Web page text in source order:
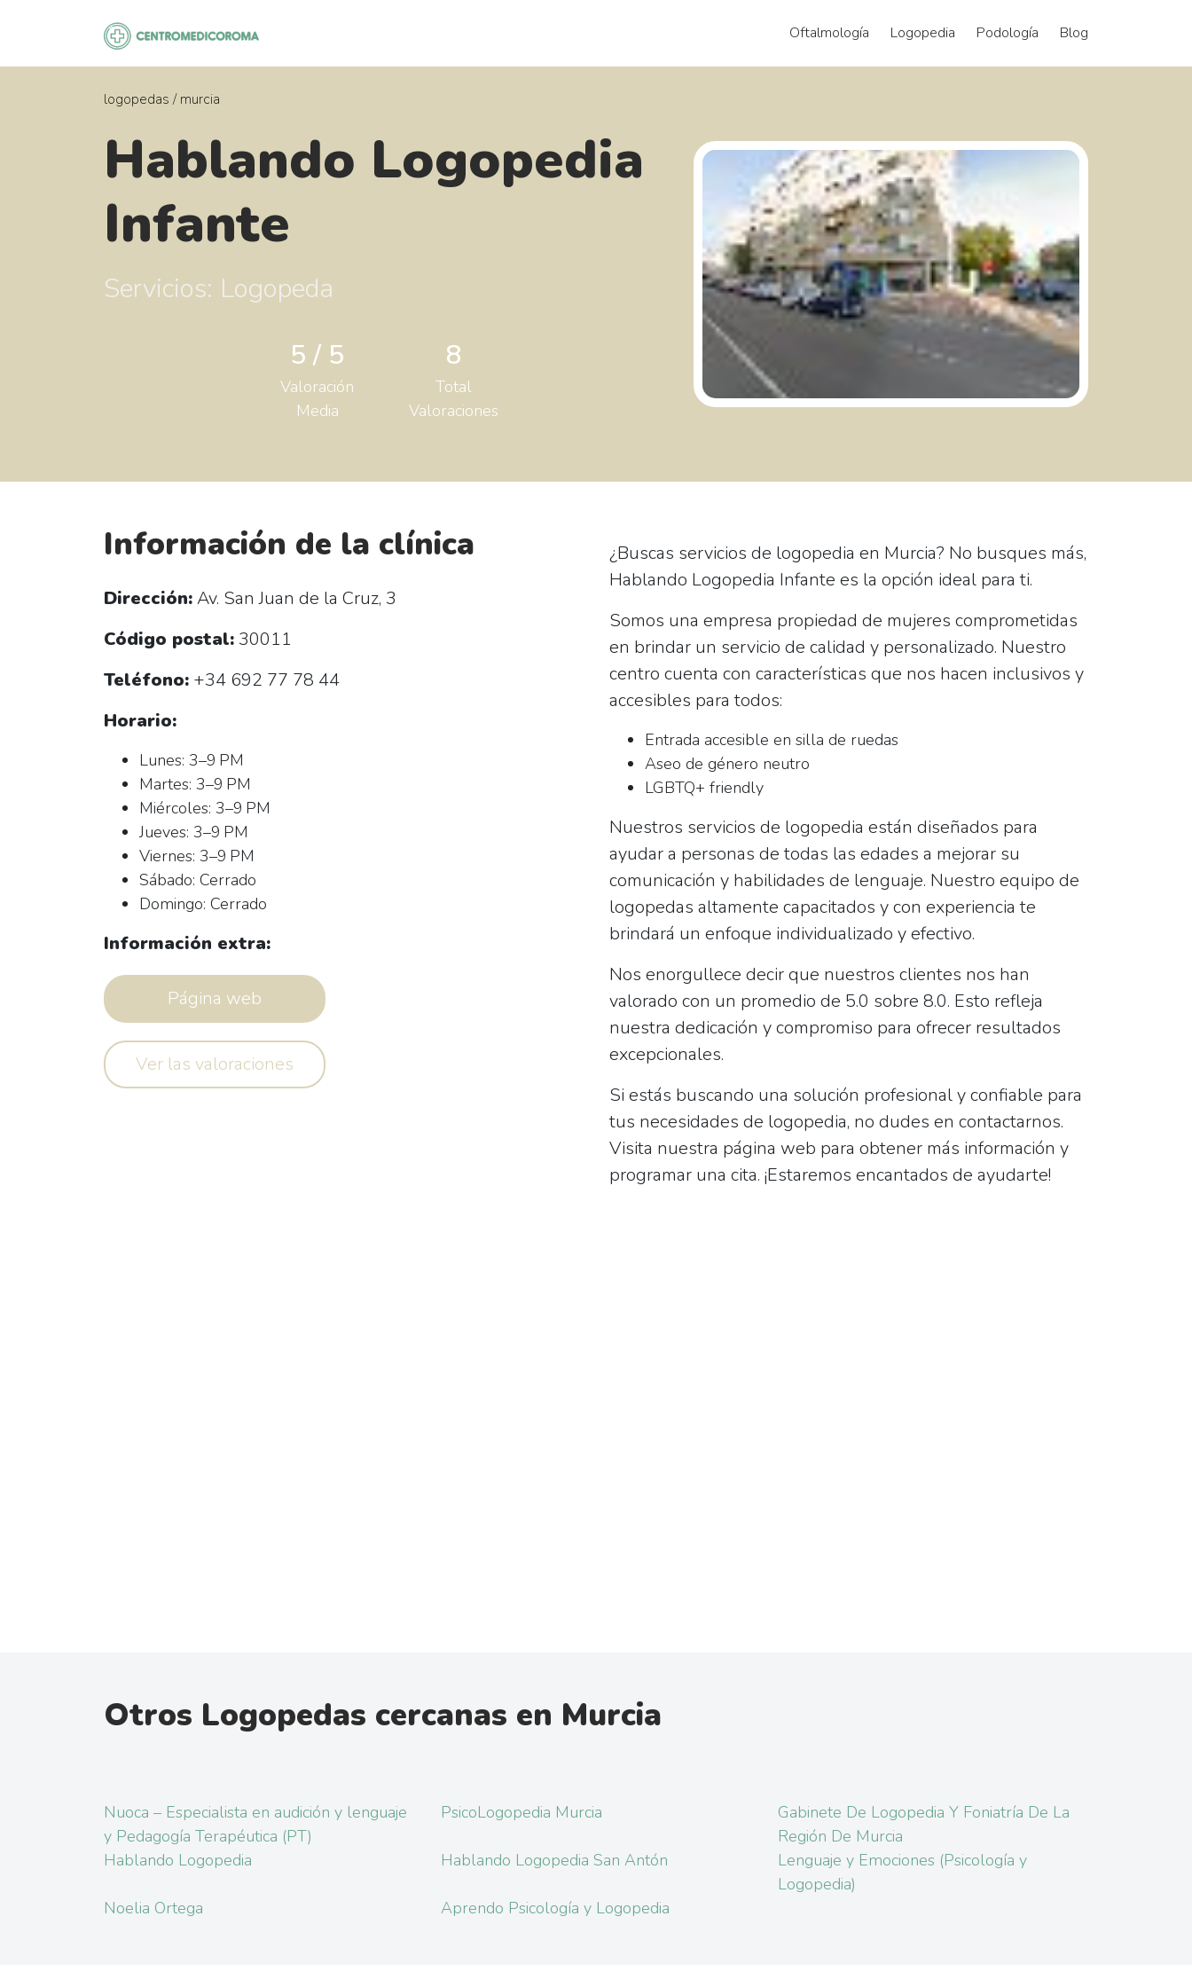
Oftalmología Logopedia Podología Blog
logopedas / murcia
Hablando Logopedia
Infante
Servicios: Logopeda
5 / 5
Valoración
Media
8
Total
Valoraciones
Información de la clínica
Dirección:Av. San Juan de la Cruz, 3
Código postal: 30011
Teléfono: +34 692 77 78 44
Horario:
Lunes: 3–9 PM
Martes: 3–9 PM
Miércoles: 3–9 PM
Jueves: 3–9 PM
Viernes: 3–9 PM
Sábado: Cerrado
Domingo: Cerrado
Información extra:
Página web
Ver las valoraciones
¿Buscas servicios de logopedia en Murcia? No busques más,
Hablando Logopedia Infante es la opción ideal para ti.
Somos una empresa propiedad de mujeres comprometidas
en brindar un servicio de calidad y personalizado. Nuestro
centro cuenta con características que nos hacen inclusivos y
accesibles para todos:
Entrada accesible en silla de ruedas
Aseo de género neutro
LGBTQ+ friendly
Nuestros servicios de logopedia están diseñados para
ayudar a personas de todas las edades a mejorar su
comunicación y habilidades de lenguaje. Nuestro equipo de
logopedas altamente capacitados y con experiencia te
brindará un enfoque individualizado y efectivo.
Nos enorgullece decir que nuestros clientes nos han
valorado con un promedio de 5.0 sobre 8.0. Esto refleja
nuestra dedicación y compromiso para ofrecer resultados
excepcionales.
Si estás buscando una solución profesional y confiable para
tus necesidades de logopedia, no dudes en contactarnos.
Visita nuestra página web para obtener más información y
programar una cita. ¡Estaremos encantados de ayudarte!
Otros Logopedas cercanas en Murcia
Nuoca – Especialista en audición y lenguaje
y Pedagogía Terapéutica (PT)
PsicoLogopedia Murcia
Gabinete De Logopedia Y Foniatría De La
Región De Murcia
Hablando Logopedia
Hablando Logopedia San Antón
Lenguaje y Emociones (Psicología y
Logopedia)
Noelia Ortega
Aprendo Psicología y Logopedia